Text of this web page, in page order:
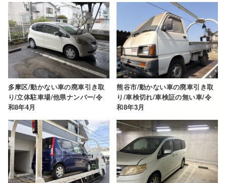
多摩区/動かない車の廃車引き取
り/立体駐車場/他県ナンバー/令
和8年4月
熊谷市/動かない車の廃車引き取
り/車検切れ/車検証の無い車/令
和8年3月